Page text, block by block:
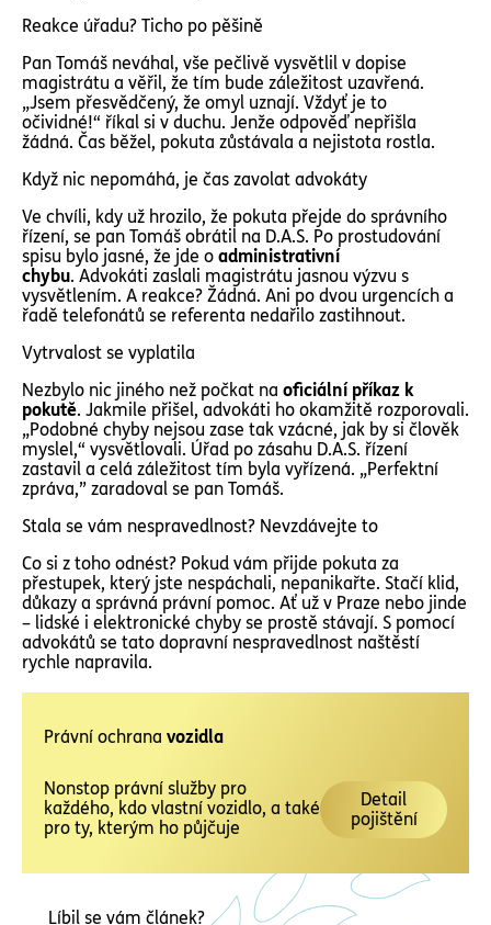
Reakce úřadu? Ticho po pěšině
Pan Tomáš neváhal, vše pečlivě vysvětlil v dopise
magistrátu a věřil, že tím bude záležitost uzavřená.
„Jsem přesvědčený, že omyl uznají. Vždyť je to
očividné!“ říkal si v duchu. Jenže odpověď nepřišla
žádná. Čas běžel, pokuta zůstávala a nejistota rostla.
Když nic nepomáhá, je čas zavolat advokáty
Ve chvíli, kdy už hrozilo, že pokuta přejde do správního
řízení, se pan Tomáš obrátil na D.A.S. Po prostudování
spisu bylo jasné, že jde o administrativní
chybu. Advokáti zaslali magistrátu jasnou výzvu s
vysvětlením. A reakce? Žádná. Ani po dvou urgencích a
řadě telefonátů se referenta nedařilo zastihnout.
Vytrvalost se vyplatila
Nezbylo nic jiného než počkat na oficiální příkaz k
pokutě. Jakmile přišel, advokáti ho okamžitě rozporovali.
„Podobné chyby nejsou zase tak vzácné, jak by si člověk
myslel,“ vysvětlovali. Úřad po zásahu D.A.S. řízení
zastavil a celá záležitost tím byla vyřízená. „Perfektní
zpráva,” zaradoval se pan Tomáš.
Stala se vám nespravedlnost? Nevzdávejte to
Co si z toho odnést? Pokud vám přijde pokuta za
přestupek, který jste nespáchali, nepanikařte. Stačí klid,
důkazy a správná právní pomoc. Ať už v Praze nebo jinde
– lidské i elektronické chyby se prostě stávají. S pomocí
advokátů se tato dopravní nespravedlnost naštěstí
rychle napravila.
Právní ochrana vozidla
Nonstop právní služby pro
každého, kdo vlastní vozidlo, a také
pro ty, kterým ho půjčuje
Detail
pojištění
Líbil se vám článek?